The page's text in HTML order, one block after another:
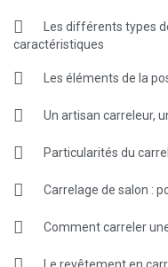
Les différents types
caractéristiques
Les éléments de la
Un artisan carreleur,
Particularités du
Carrelage de salon :
Comment carreler
Le revêtement en